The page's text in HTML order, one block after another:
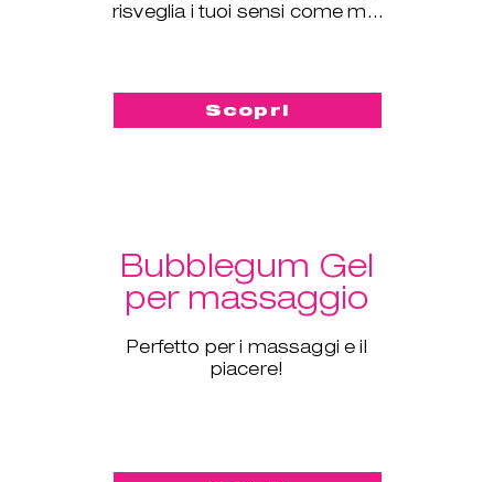
risveglia i tuoi sensi come mai
Scopri
Bubblegum Gel
per massaggio
Perfetto per i massaggi e il
piacere!